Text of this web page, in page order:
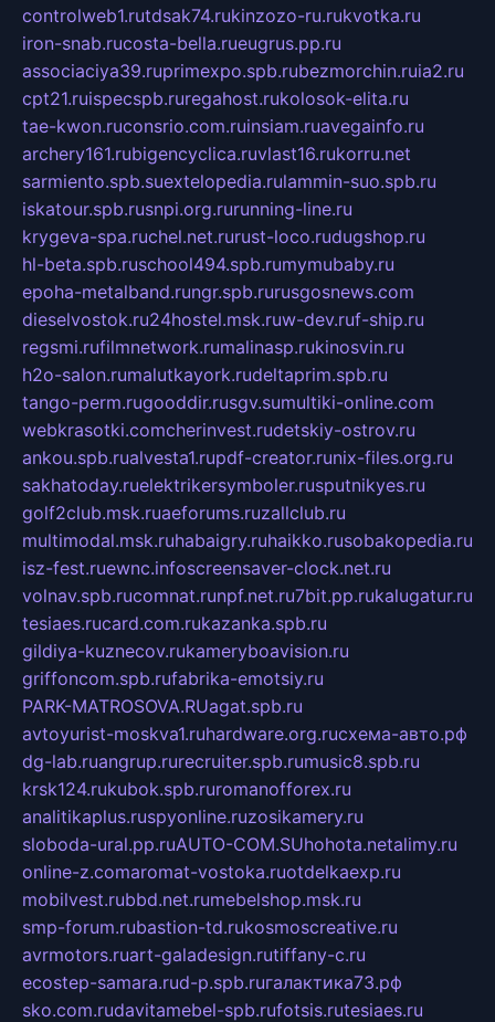
controlweb1.rutdsak74.rukinzozo-ru.rukvotka.ru
iron-snab.rucosta-bella.rueugrus.pp.ru
associaciya39.ruprimexpo.spb.rubezmorchin.ruia2.ru
cpt21.ruispecspb.ruregahost.rukolosok-elita.ru
tae-kwon.ruconsrio.com.ruinsiam.ruavegainfo.ru
archery161.rubigencyclica.ruvlast16.rukorru.net
sarmiento.spb.suextelopedia.rulammin-suo.spb.ru
iskatour.spb.rusnpi.org.rurunning-line.ru
krygeva-spa.ruchel.net.rurust-loco.rudugshop.ru
hl-beta.spb.ruschool494.spb.rumymubaby.ru
epoha-metalband.rungr.spb.rurusgosnews.com
dieselvostok.ru24hostel.msk.ruw-dev.ruf-ship.ru
regsmi.rufilmnetwork.rumalinasp.rukinosvin.ru
h2o-salon.rumalutkayork.rudeltaprim.spb.ru
tango-perm.rugooddir.rusgv.sumultiki-online.com
webkrasotki.comcherinvest.rudetskiy-ostrov.ru
ankou.spb.rualvesta1.rupdf-creator.runix-files.org.ru
sakhatoday.ruelektrikersymboler.rusputnikyes.ru
golf2club.msk.ruaeforums.ruzallclub.ru
multimodal.msk.ruhabaigry.ruhaikko.rusobakopedia.ru
isz-fest.ruewnc.infoscreensaver-clock.net.ru
volnav.spb.rucomnat.runpf.net.ru7bit.pp.rukalugatur.ru
tesiaes.rucard.com.rukazanka.spb.ru
gildiya-kuznecov.rukameryboavision.ru
griffoncom.spb.rufabrika-emotsiy.ru
PARK-MATROSOVA.RUagat.spb.ru
avtoyurist-moskva1.ruhardware.org.ruсхема-авто.рф
dg-lab.ruangrup.rurecruiter.spb.rumusic8.spb.ru
krsk124.rukubok.spb.ruromanofforex.ru
analitikaplus.ruspyonline.ruzosikamery.ru
sloboda-ural.pp.ruAUTO-COM.SUhohota.netalimy.ru
online-z.comaromat-vostoka.ruotdelkaexp.ru
mobilvest.rubbd.net.rumebelshop.msk.ru
smp-forum.rubastion-td.rukosmoscreative.ru
avrmotors.ruart-galadesign.rutiffany-c.ru
ecostep-samara.rud-p.spb.ruгалактика73.рф
sko.com.rudavitamebel-spb.rufotsis.rutesiaes.ru